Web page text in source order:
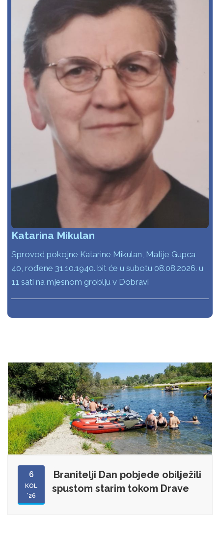
Katarina Mikulan
Sprovod pokojne Katarine Mikulan, Matije Gupca
40, rođene 31.10.1940. bit će u subotu 08.08.2026. u
11 sati na mjesnom groblju v Dobravi
6
KOL
'26
Branitelji Dan pobjede obilježili
spustom starim tokom Drave